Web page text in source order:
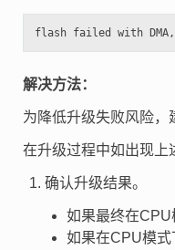
解决方法：
为降低升级失败风险，
在升级过程中如出现上
确认升级结果。
如果最终在
如果在CPU模式